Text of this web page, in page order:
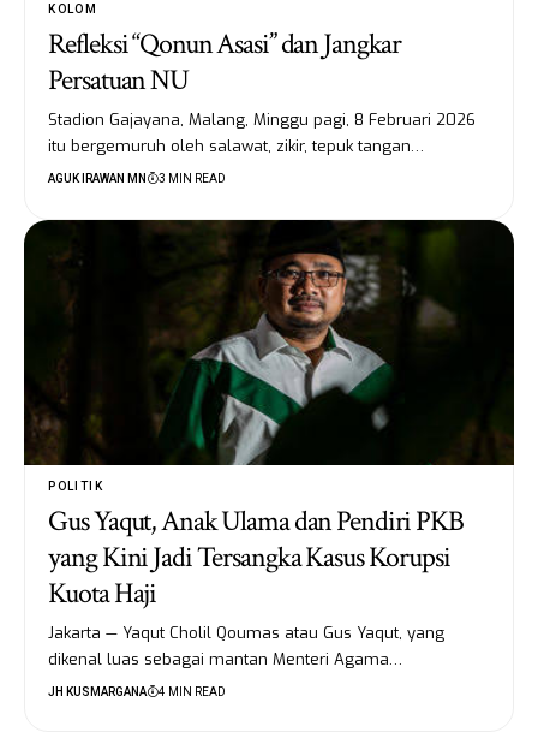
KOLOM
Refleksi “Qonun Asasi” dan Jangkar
Persatuan NU
Stadion Gajayana, Malang, Minggu pagi, 8 Februari 2026
itu bergemuruh oleh salawat, zikir, tepuk tangan…
AGUK IRAWAN MN 3 MIN READ
POLITIK
Gus Yaqut, Anak Ulama dan Pendiri PKB
yang Kini Jadi Tersangka Kasus Korupsi
Kuota Haji
Jakarta — Yaqut Cholil Qoumas atau Gus Yaqut, yang
dikenal luas sebagai mantan Menteri Agama…
JH KUSMARGANA 4 MIN READ